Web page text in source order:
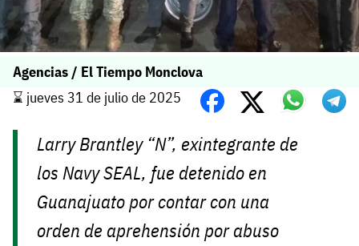
Agencias / El Tiempo Monclova
⌛️ jueves 31 de julio de 2025
Larry Brantley “N”, exintegrante de
los Navy SEAL, fue detenido en
Guanajuato por contar con una
orden de aprehensión por abuso